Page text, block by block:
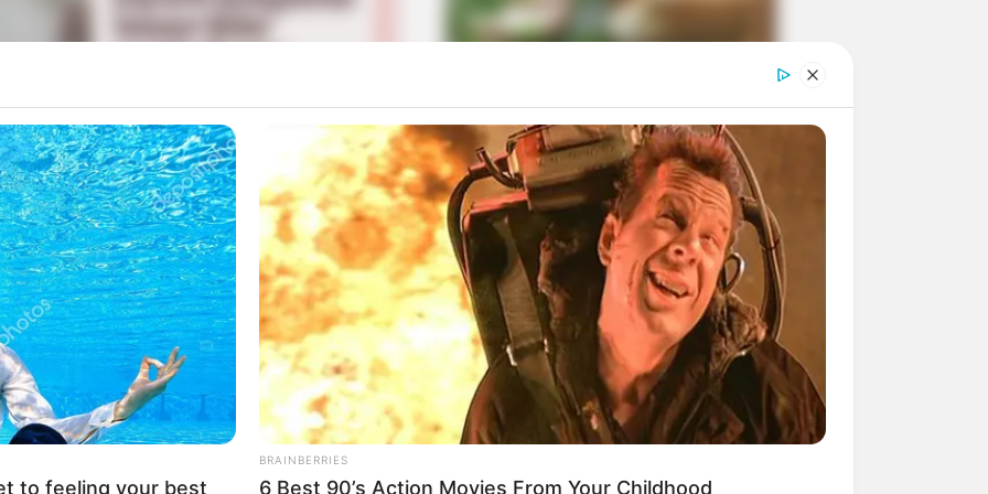
Mute
Gak Ribet!
Katak yang Bikin Ketawa
Gemes
Ambyar! 10 Kalimat Baper
Pakai Bahasa Jawa Ini Bikin
Galau Abis
to feeling your best
BRAINBERRIES
6 Best 90’s Action Movies From Your Childhood